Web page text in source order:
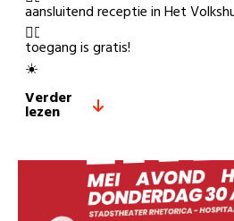
aansluitend receptie in Het
toegang is gratis!
Verder
lezen